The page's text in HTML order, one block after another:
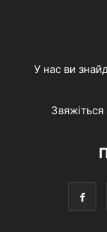
У нас ви